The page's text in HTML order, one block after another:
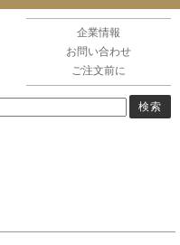
企業情報
お問い合わせ
ご注文前に